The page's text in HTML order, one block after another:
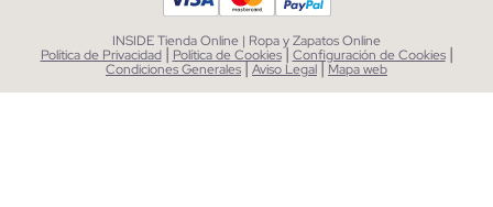
INSIDE Tienda Online | Ropa y Zapatos Online
Política de Privacidad | Política de Cookies| Configuración de Cookies |
Condiciones Generales|Aviso Legal| Mapa web